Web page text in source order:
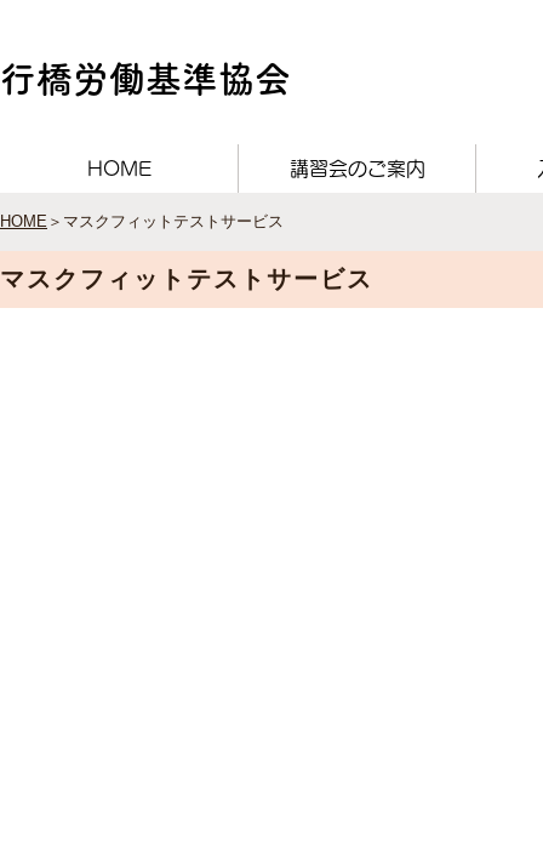
行橋労働基準協会
HOME 講習会のご案内
HOME ＞マスクフィットテストサービス
​マスクフィットテストサービス